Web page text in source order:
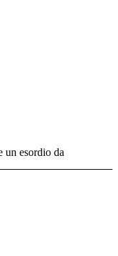
un esordio da